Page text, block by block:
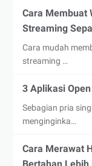
Cara Membuat
Streaming
Cara mudah
streaming …
3 Aplikasi
Sebagian pria
menginginka…
Cara Merawat